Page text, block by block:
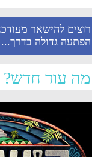
רוצים להישאר
הפתעה גדולה בדרך...
מה עוד חדש?